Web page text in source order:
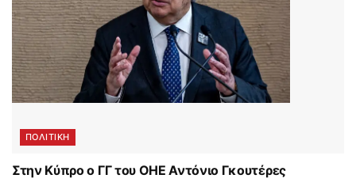
ΠΟΛΙΤΙΚΗ
Στην Κύπρο ο ΓΓ του ΟΗΕ Αντόνιο Γκουτέρες